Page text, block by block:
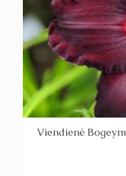
Viendienė